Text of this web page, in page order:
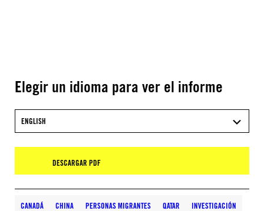
Elegir un idioma para ver el informe
ENGLISH
DESCARGAR PDF
CANADÁ CHINA PERSONAS MIGRANTES QATAR INVESTIGACIÓN